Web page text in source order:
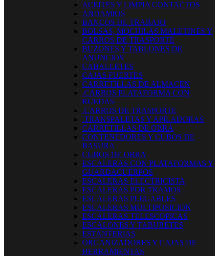
ACEITES Y LIMPIA CONTACTOS
ANDAMIOS
BANCOS DE TRABAJO
BOLSAS, MOCHILAS MALETINES Y
CARROS DE TRASPORTE
BUZONES Y TABLONES DE
ANUNCIOS
CABALLETES
CAJAS FUERTES
CARRETILLAS DE ALMACEN
.CARROS PLATAFORMA CON
RUEDAS
.CARROS DE TRASPORTE
.TRANSPALETAS Y APILADORAS
CARRETILLAS DE OBRA
CONTENEDORES Y CUBOS DE
BASURA
CUBOS DE OBRA
ESCALERAS CON PLATAFORMAS Y
GUARDACUERPOS
ESCALERAS ELECTRICISTA
ESCALERAS POR TRAMOS
ESCALERAS PLEGABLES
ESCALERAS MULTIPOSICION
ESCALERAS TELESCOPICAS
ESCALONES Y TABURETES
ESTANTERIAS
ORGANIZADORES Y CAJAS DE
HERRAMIENTAS